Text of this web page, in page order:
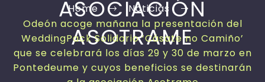
ASOCIACIÓN
ASOTRAME
Home
Noticias
Odeón acoge mañana la presentación del
WeddingPack Solidario ‘Cásate no Camiño’
que se celebrará los días 29 y 30 de marzo en
Pontedeume y cuyos beneficios se destinarán